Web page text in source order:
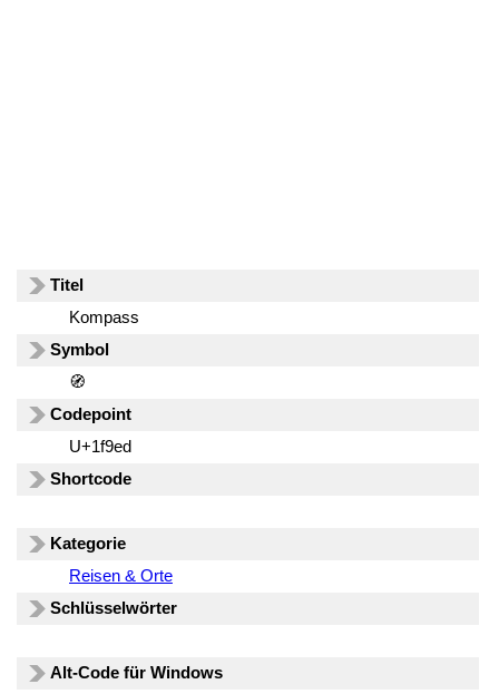
Titel
Kompass
Symbol
🧭
Codepoint
U+1f9ed
Shortcode
Kategorie
Reisen & Orte
Schlüsselwörter
Alt-Code für Windows